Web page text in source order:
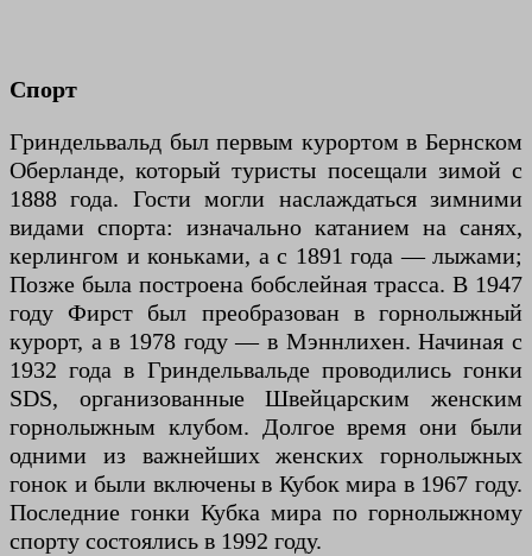
Спорт
Гриндельвальд был первым курортом в Бернском
Оберланде, который туристы посещали зимой с
1888 года. Гости могли наслаждаться зимними
видами спорта: изначально катанием на санях,
керлингом и коньками, а с 1891 года — лыжами;
Позже была построена бобслейная трасса. В 1947
году Фирст был преобразован в горнолыжный
курорт, а в 1978 году — в Мэннлихен. Начиная с
1932 года в Гриндельвальде проводились гонки
SDS, организованные Швейцарским женским
горнолыжным клубом. Долгое время они были
одними из важнейших женских горнолыжных
гонок и были включены в Кубок мира в 1967 году.
Последние гонки Кубка мира по горнолыжному
спорту состоялись в 1992 году.